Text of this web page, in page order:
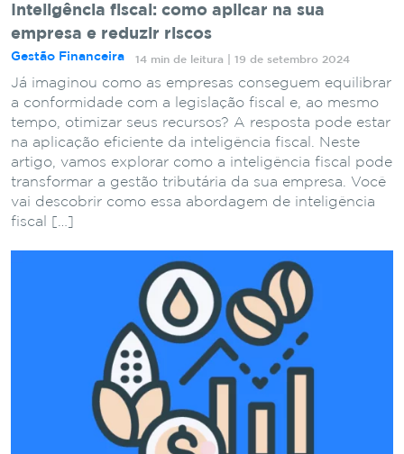
Inteligência fiscal: como aplicar na sua
empresa e reduzir riscos
Gestão Financeira 14 min de leitura | 19 de setembro 2024
Já imaginou como as empresas conseguem equilibrar
a conformidade com a legislação fiscal e, ao mesmo
tempo, otimizar seus recursos? A resposta pode estar
na aplicação eficiente da inteligência fiscal. Neste
artigo, vamos explorar como a inteligência fiscal pode
transformar a gestão tributária da sua empresa. Você
vai descobrir como essa abordagem de inteligência
fiscal […]